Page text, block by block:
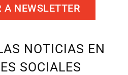
A NEWSLETTER
NOTICIAS EN
SOCIALES